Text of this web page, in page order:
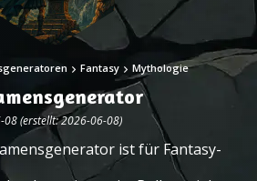
Fantasy Mythologie
(erstellt: 2026-06-08)
ist für Fantasy-